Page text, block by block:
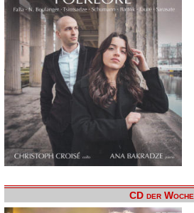
CD der Woche